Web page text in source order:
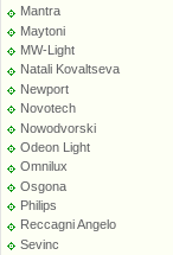
Mantra
Maytoni
MW-Light
Natali Kovaltseva
Newport
Novotech
Nowodvorski
Odeon Light
Omnilux
Osgona
Philips
Reccagni Angelo
Sevinc